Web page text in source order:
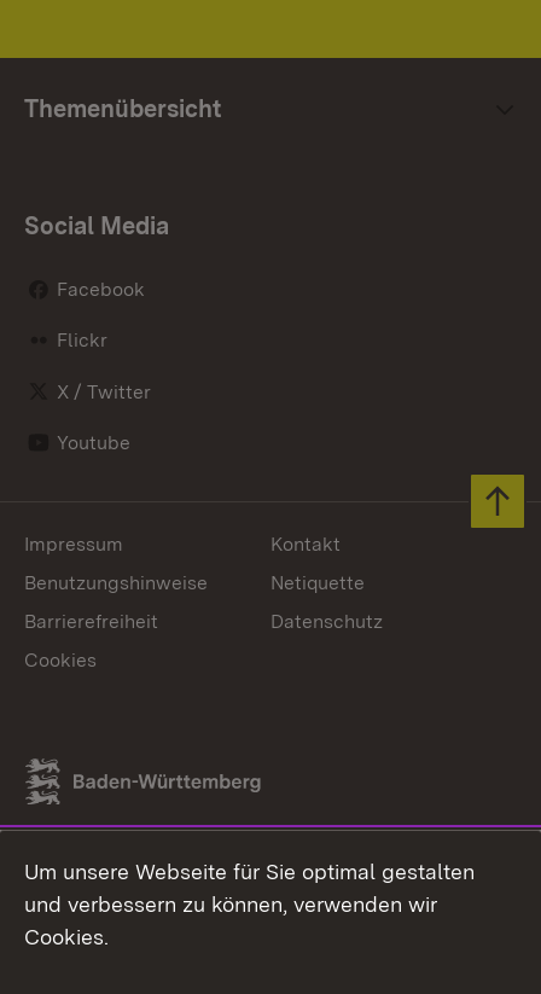
Themenübersicht
Social Media
Facebook
Flickr
X / Twitter
Youtube
Link zum Landesportal
Impressum
Kontakt
Benutzungshinweise
Netiquette
Barrierefreiheit
Datenschutz
Cookies
Um unsere Webseite für Sie optimal gestalten
und verbessern zu können, verwenden wir
Cookies.